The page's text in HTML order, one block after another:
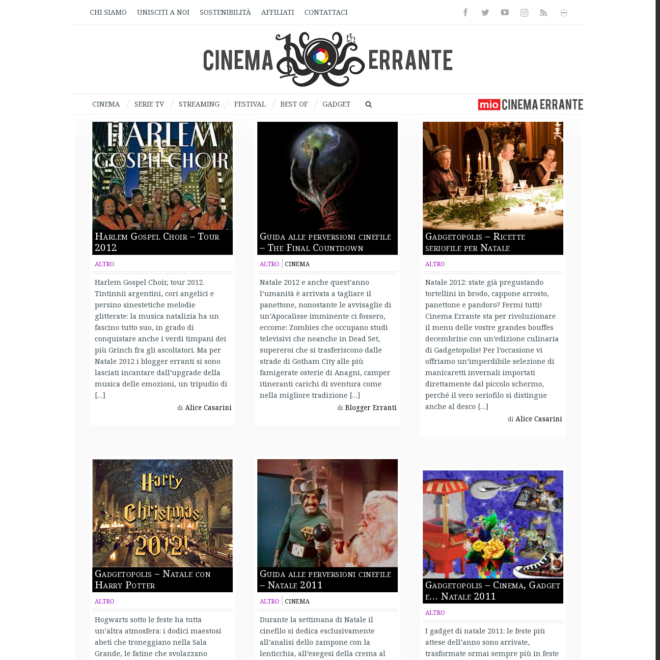
CHI SIAMO UNISCITI A NOI SOSTENIBILITÀ AFFILIATI CONTATTACI FacebookTwitterYoutubeInstagramRss
Informativa
CINEMA SERIE TV STREAMING FESTIVAL BEST OF GADGET
Harlem Gospel Choir – Tour
2012
ALTRO
Harlem Gospel Choir, tour 2012.
Tintinnii argentini, cori angelici e
persino sinestetiche melodie
glitterate: la musica natalizia ha un
fascino tutto suo, in grado di
conquistare anche i verdi timpani dei
più Grinch fra gli ascoltatori. Ma per
Natale 2012 i blogger erranti si sono
lasciati incantare dall’upgrade della
musica delle emozioni, un tripudio di
[…]
di Alice Casarini
Guida alle perversioni cinefile
– The Final Countdown
ALTRO CINEMA
Natale 2012 e anche quest’anno
l’umanità è arrivata a tagliare il
panettone, nonostante le avvisaglie di
un’Apocalisse imminente ci fossero,
eccome: Zombies che occupano studi
televisivi che neanche in Dead Set,
supereroi che si trasferiscono dalle
strade di Gotham City alle più
famigerate osterie di Anagni, camper
itineranti carichi di sventura come
nella migliore tradizione […]
di Blogger Erranti
Gadgetopolis – Ricette
seriofile per Natale
ALTRO
Natale 2012: state già pregustando
tortellini in brodo, cappone arrosto,
panettone e pandoro? Fermi tutti!
Cinema Errante sta per rivoluzionare
il menu delle vostre grandes bouffes
decembrine con un’edizione culinaria
di Gadgetopolis! Per l’occasione vi
offriamo un’imperdibile selezione di
manicaretti invernali importati
direttamente dal piccolo schermo,
perché il vero seriofilo si distingue
anche al desco […]
di Alice Casarini
Gadgetopolis – Natale con
Harry Potter
ALTRO
Hogwarts sotto le feste ha tutta
un’altra atmosfera: i dodici maestosi
abeti che troneggiano nella Sala
Grande, le fatine che svolazzano
Guida alle perversioni cinefile
– Natale 2011
ALTRO CINEMA
Durante la settimana di Natale il
cinefilo si dedica esclusivamente
all’analisi dello zampone con la
lenticchia, all’esegesi della crema al
Gadgetopolis – Cinema, Gadget
e… Natale 2011
ALTRO
I gadget di natale 2011: le feste più
attese dell’anno sono arrivate,
trasformate ormai sempre più in feste